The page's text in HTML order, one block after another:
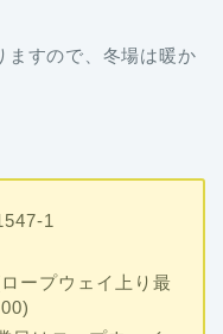
ますので、冬場は暖か
1
ープウェイ上り最